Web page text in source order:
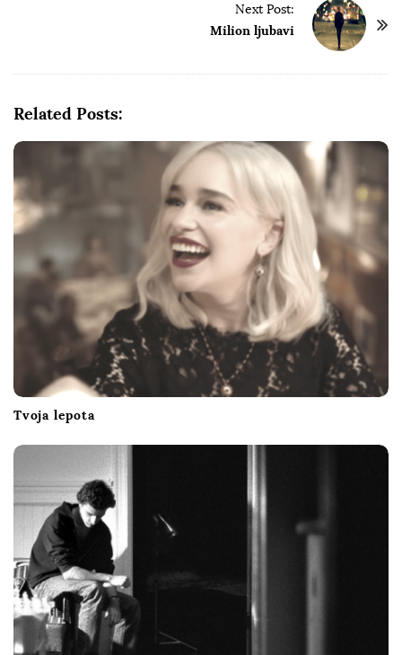
Next Post:
Milion ljubavi
Related Posts:
Tvoja lepota